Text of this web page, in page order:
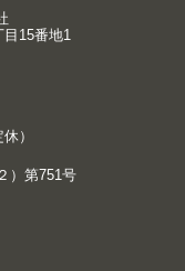
15番地1
）
）第751号